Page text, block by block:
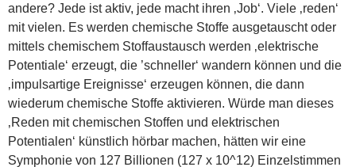
andere? Jede ist aktiv, jede macht ihren ‚Job‘. Viele ‚reden‘
mit vielen. Es werden chemische Stoffe ausgetauscht oder
mittels chemischem Stoffaustausch werden ‚elektrische
Potentiale‘ erzeugt, die ’schneller‘ wandern können und die
‚impulsartige Ereignisse‘ erzeugen können, die dann
wiederum chemische Stoffe aktivieren. Würde man dieses
‚Reden mit chemischen Stoffen und elektrischen
Potentialen‘ künstlich hörbar machen, hätten wir eine
Symphonie von 127 Billionen (127 x 10^12) Einzelstimmen